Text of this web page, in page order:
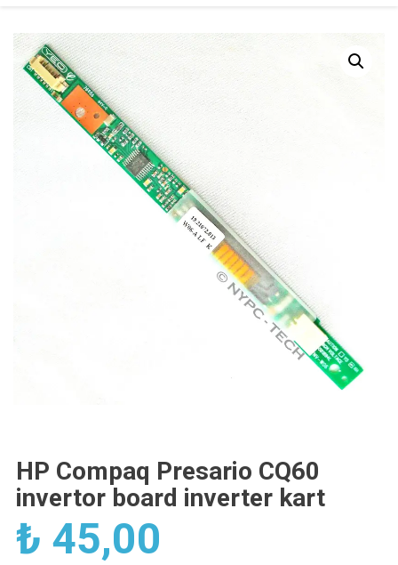
HP Compaq Presario CQ60
invertor board inverter kart
₺ 45,00